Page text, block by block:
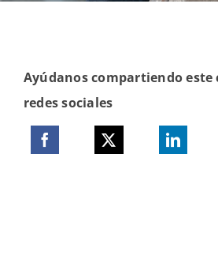
Ayúdanos compartiendo
redes sociales